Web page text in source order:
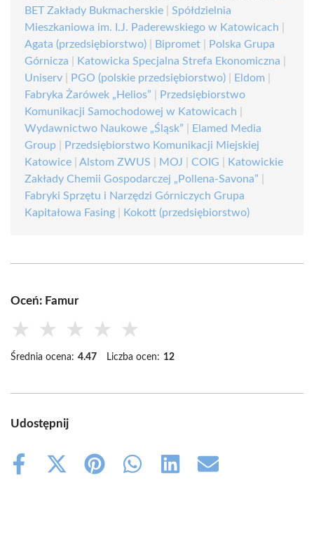
BET Zakłady Bukmacherskie
Spółdzielnia
Mieszkaniowa im. I.J. Paderewskiego w Katowicach
Agata (przedsiębiorstwo)
Bipromet
Polska Grupa
Górnicza
Katowicka Specjalna Strefa Ekonomiczna
Uniserv
PGO (polskie przedsiębiorstwo) Eldom
Fabryka Żarówek „Helios”
Przedsiębiorstwo
Komunikacji Samochodowej w Katowicach
Wydawnictwo Naukowe „Śląsk”
Elamed Media
Group
Przedsiębiorstwo Komunikacji Miejskiej
Katowice
Alstom ZWUS MOJ COIG
Katowickie
Zakłady Chemii Gospodarczej „Pollena-Savona”
Fabryki Sprzętu i Narzędzi Górniczych Grupa
Kapitałowa Fasing
Kokott (przedsiębiorstwo)
Oceń: Famur
★ ★ ★ ★ ★
Średnia ocena: 4.47 Liczba ocen: 12
Udostępnij
Share
Share
Share
Share
Share
Share